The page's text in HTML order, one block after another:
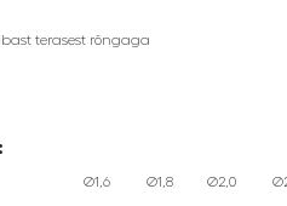
terasest rõngaga
Ø1,6 Ø1,8 Ø2,0